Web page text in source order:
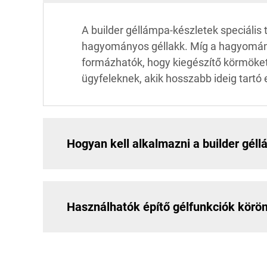
A builder géllámpa-készletek
hagyományos géllakk. Míg a
formázhatók, hogy kiegészítő
ügyfeleknek, akik hosszabb ideig
Hogyan kell alkalmazni a builder
Használhatók építő gélfunkciók